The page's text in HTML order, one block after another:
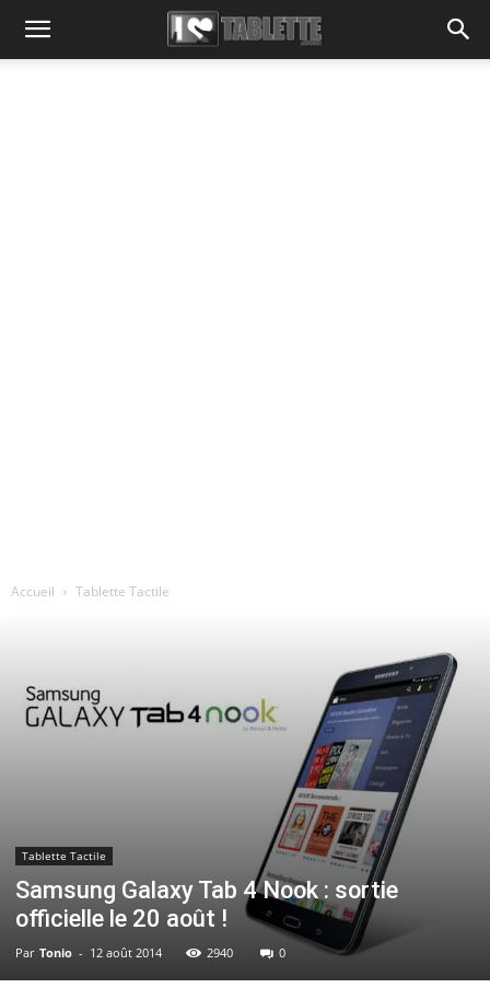
Accueil Tablette Tactile
Tablette Tactile
Samsung Galaxy Tab 4 Nook : sortie
officielle le 20 août !
Par Tonio - 12 août 2014 2940 0